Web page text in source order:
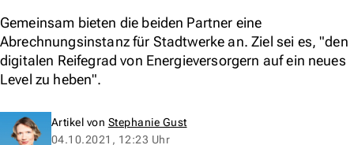
Gemeinsam bieten die beiden Partner eine
Abrechnungsinstanz für Stadtwerke an. Ziel sei es, "den
digitalen Reifegrad von Energieversorgern auf ein neues
Level zu heben".
Artikel von Stephanie Gust
04.10.2021, 12:23 Uhr